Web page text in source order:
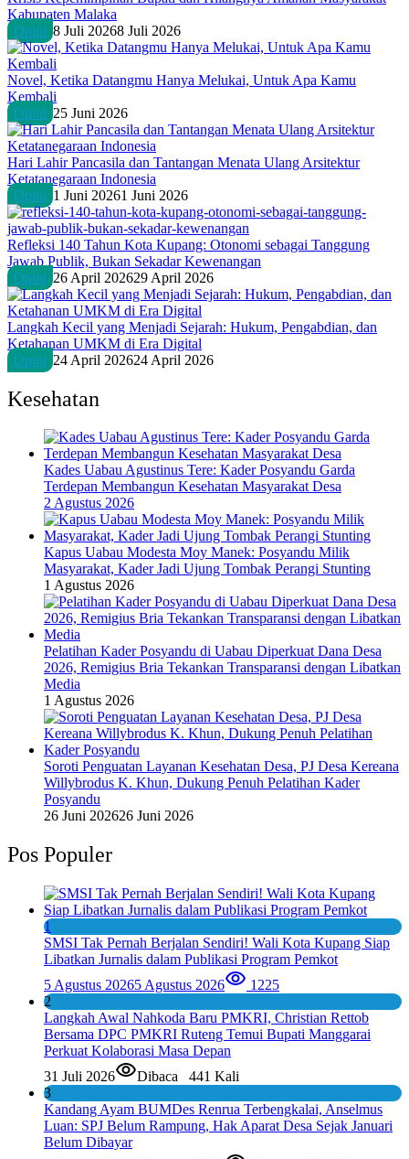
Kabupaten Malaka
Opini 8 Juli 20268 Juli 2026
Novel, Ketika Datangmu Hanya Melukai, Untuk Apa Kamu
Kembali
Opini 25 Juni 2026
Hari Lahir Pancasila dan Tantangan Menata Ulang Arsitektur
Ketatanegaraan Indonesia
Opini 1 Juni 20261 Juni 2026
Refleksi 140 Tahun Kota Kupang: Otonomi sebagai Tanggung
Jawab Publik, Bukan Sekadar Kewenangan
Opini 26 April 202629 April 2026
Langkah Kecil yang Menjadi Sejarah: Hukum, Pengabdian, dan
Ketahanan UMKM di Era Digital
Opini 24 April 202624 April 2026
Kesehatan
Kades Uabau Agustinus Tere: Kader Posyandu Garda
Terdepan Membangun Kesehatan Masyarakat Desa
2 Agustus 2026
Kapus Uabau Modesta Moy Manek: Posyandu Milik
Masyarakat, Kader Jadi Ujung Tombak Perangi Stunting
1 Agustus 2026
Pelatihan Kader Posyandu di Uabau Diperkuat Dana Desa
2026, Remigius Bria Tekankan Transparansi dengan Libatkan
Media
1 Agustus 2026
Soroti Penguatan Layanan Kesehatan Desa, PJ Desa Kereana
Willybrodus K. Khun, Dukung Penuh Pelatihan Kader
Posyandu
26 Juni 202626 Juni 2026
Pos Populer
1
SMSI Tak Pernah Berjalan Sendiri! Wali Kota Kupang Siap
Libatkan Jurnalis dalam Publikasi Program Pemkot
5 Agustus 20265 Agustus 2026
1225
2
Langkah Awal Nahkoda Baru PMKRI, Christian Rettob
Bersama DPC PMKRI Ruteng Temui Bupati Manggarai
Perkuat Kolaborasi Masa Depan
31 Juli 2026
Dibaca 441 Kali
3
Kandang Ayam BUMDes Renrua Terbengkalai, Anselmus
Luan: SPJ Belum Rampung, Hak Aparat Desa Sejak Januari
Belum Dibayar